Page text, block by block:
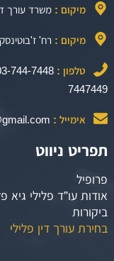
מיקום : משרד עורך
מיקום : רח' ז'בוטינסקי 7, מגדל משה אביב ק' 27, רמת גן
טלפון : 744-7448
7447449
אימייל :
תפריט ניווט
פרופיל
אודות עו”ד פלילי גיא
ביקורות
בחירת עורך דין פלילי